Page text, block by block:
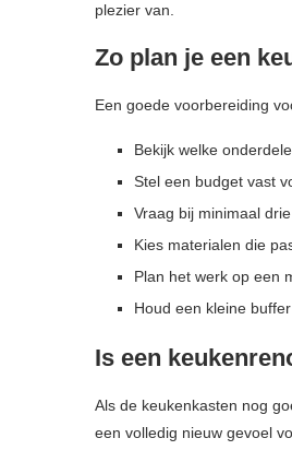
plezier van.
Zo plan je een
Een goede voorbereiding
Bekijk welke
Stel een budget vast
Vraag bij minimaal
Kies materialen die
Plan het werk op een
Houd een kleine
Is een
Als de keukenkasten nog
een volledig nieuw gevoel